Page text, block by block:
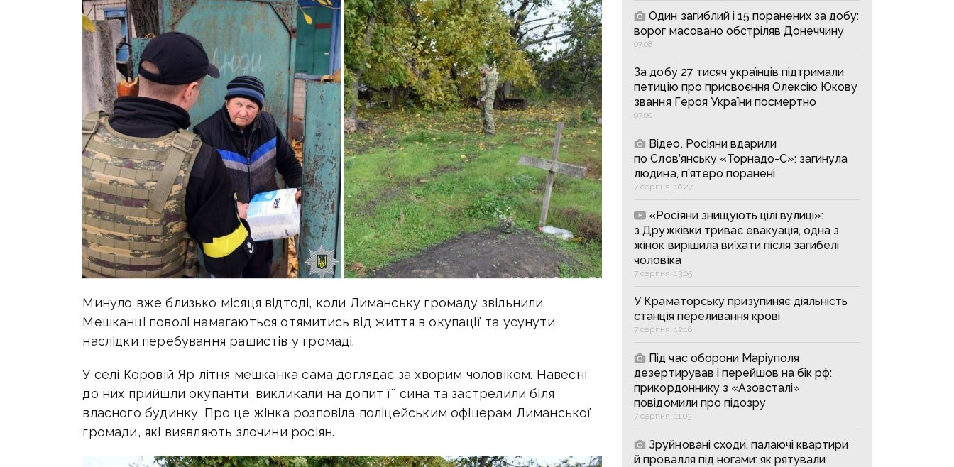
Минуло вже близько місяця відтоді, коли Лиманську громаду звільнили.
Мешканці поволі намагаються отямитись від життя в окупації та усунути
наслідки перебування рашистів у громаді.
У селі Коровій Яр літня мешканка сама доглядає за хворим чоловіком. Навесні
до них прийшли окупанти, викликали на допит її сина та застрелили біля
власного будинку. Про це жінка розповіла поліцейським офіцерам Лиманської
громади, які виявляють злочини росіян.
Один загиблий і 15 поранених за добу:
ворог масовано обстріляв Донеччину
07:08
За добу 27 тисяч українців підтримали
петицію про присвоєння Олексію Юкову
звання Героя України посмертно
07:00
Відео. Росіяни вдарили
по Слов’янську «Торнадо-С»: загинула
людина, п’ятеро поранені
7 серпня, 16:27
«Росіяни знищують цілі вулиці»:
з Дружківки триває евакуація, одна з
жінок вирішила виїхати після загибелі
чоловіка
7 серпня, 13:05
У Краматорську призупиняє діяльність
станція переливання крові
7 серпня, 12:16
Під час оборони Маріуполя
дезертирував і перейшов на бік рф:
прикордоннику з «Азовсталі»
повідомили про підозру
7 серпня, 11:03
Зруйновані сходи, палаючі квартири
й провалля під ногами: як рятували